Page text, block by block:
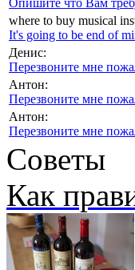
where to buy musical
It's going to be end of
Денис:
Перезвоните мне
Антон:
Перезвоните мне
Антон:
Перезвоните мне
Советы
Как